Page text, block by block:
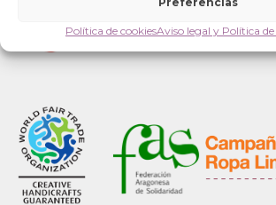
Política de cookiesAviso legal y Política